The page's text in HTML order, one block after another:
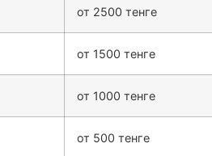
от 2500 тенге
от 1500 тенге
от 1000 тенге
от 500 тенге